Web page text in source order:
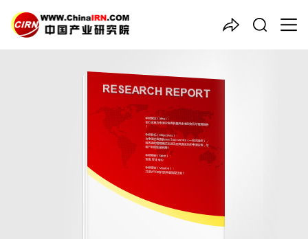
中国产业咨询领导者
2024-2029年版
品入市调查研究报告
品质保障，一年免费更新维护
报告编号：1904905
出版日期：2024年4月
《2024-2029年版电子设备产品入市调查研究报告》由中研普华
电子设备行业分析专家领衔撰写，主要分析了电子设备行业的市场
规模、发展现状与投资前景，同时对电子设备行业的未来发展做出
科学的趋势预测和专业的电子设备行业数据分析，帮助客户评估电